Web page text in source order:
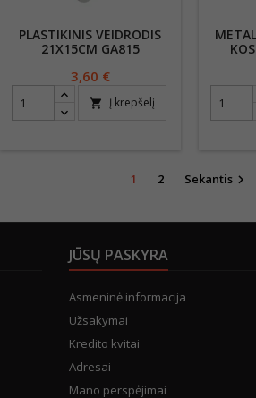
PLASTIKINIS VEIDRODIS
21X15CM GA815
Kaina
3,60 €
shopping_cart Į krepšelį
1 2 Sekantis 
JŪSŲ PASKYRA
Asmeninė informacija
Užsakymai
Kredito kvitai
Adresai
Mano perspėjimai